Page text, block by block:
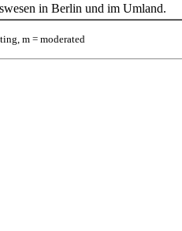
in Berlin und im Umland.
m = moderated